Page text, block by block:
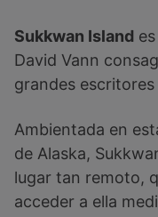
Sukkwan Island
David Vann
grandes
Ambientada en
de Alaska,
lugar tan remoto,
acceder a ella